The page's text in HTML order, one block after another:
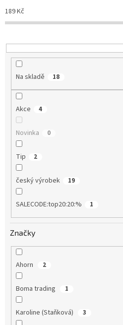
p
r
o
u
189Kč
Na skladě 18
Akce 4
Novinka 0
Tip 2
český výrobek 19
SALECODE:top20:20:% 1
Značky
Ahorn 2
Boma trading 1
Karoline (Staňková) 3